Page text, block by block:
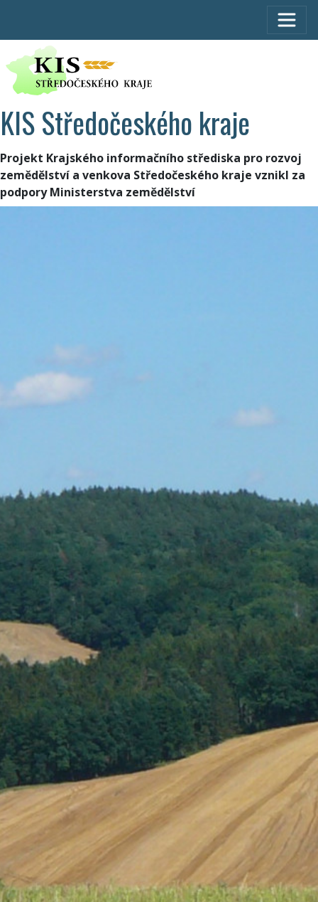
KIS Středočeského kraje
Projekt Krajského informačního střediska pro rozvoj
zemědělství a venkova Středočeského kraje vznikl za
podpory Ministerstva zemědělství